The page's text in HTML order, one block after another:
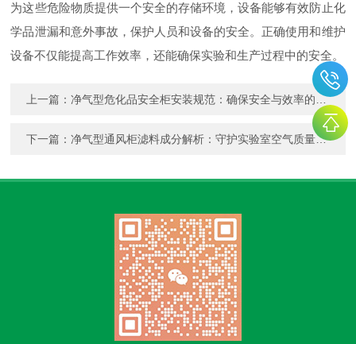
为这些危险物质提供一个安全的存储环境，设备能够有效防止化
学品泄漏和意外事故，保护人员和设备的安全。正确使用和维护
设备不仅能提高工作效率，还能确保实验和生产过程中的安全。
上一篇：净气型危化品安全柜安装规范：确保安全与效率的双重保障
下一篇：净气型通风柜滤料成分解析：守护实验室空气质量的秘密产品